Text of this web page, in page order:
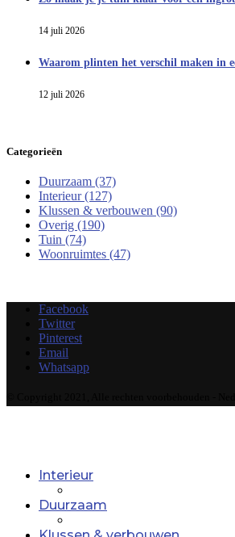
14 juli 2026
Waarom plinten het verschil maken in
12 juli 2026
Categorieën
Duurzaam (37)
Interieur(127)
Klussen & verbouwen (90)
Overig (190)
Tuin (74)
Woonruimtes (47)
Facebook
Twitter
Pinterest
Email
Whatsapp
Interieur
Duurzaam